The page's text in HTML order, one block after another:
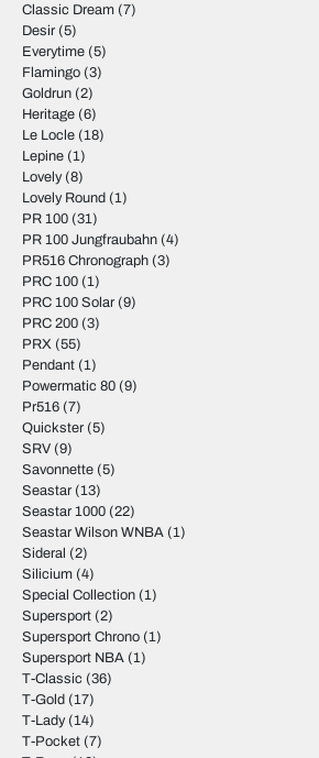
Classic Dream (7)
Desir (5)
Everytime (5)
Flamingo (3)
Goldrun (2)
Heritage (6)
Le Locle (18)
Lepine (1)
Lovely(8)
Lovely Round (1)
PR 100 (31)
PR 100 Jungfraubahn (4)
PR516 Chronograph (3)
PRC 100 (1)
PRC 100 Solar (9)
PRC 200 (3)
PRX (55)
Pendant (1)
Powermatic 80 (9)
Pr516 (7)
Quickster (5)
SRV (9)
Savonnette (5)
Seastar (13)
Seastar 1000 (22)
Seastar Wilson WNBA (1)
Sideral (2)
Silicium (4)
Special Collection (1)
Supersport (2)
Supersport Chrono (1)
Supersport NBA (1)
T-Classic (36)
T-Gold (17)
T-Lady(14)
T-Pocket (7)